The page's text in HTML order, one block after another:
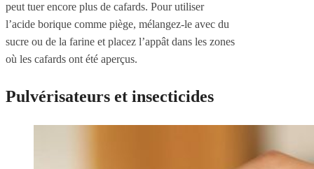
peut tuer encore plus de cafards. Pour utiliser
l’acide borique comme piège, mélangez-le avec du
sucre ou de la farine et placez l’appât dans les zones
où les cafards ont été aperçus.
Pulvérisateurs et insecticides